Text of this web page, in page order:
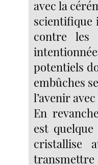
avec la
scientifique
contre les
potentiels
embûches
l’avenir
En
est
cristallise
transmettre